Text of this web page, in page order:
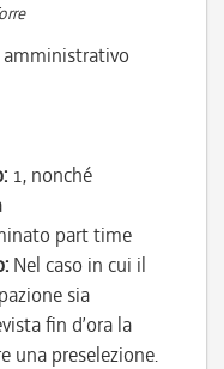
1, nonché
part time
Nel caso in cui il
sia
fin d’ora la
una preselezione.